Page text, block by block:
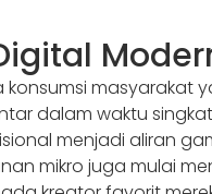
masyarakat
dalam waktu
menjadi aliran
mikro juga mulai